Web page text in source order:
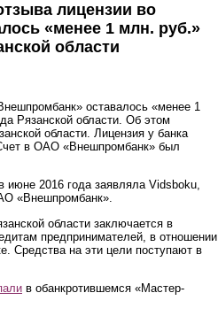
лицензии во
«менее 1 млн. руб.»
области
оставалось «менее 1
Рязанской области. Об этом
области. Лицензия у банка
в ОАО «Внешпромбанк» был
2016 года заявляла Vidsboku,
«Внешпромбанк».
области заключается в
предпринимателей, в отношении
Средства на эти цели поступают в
в обанкротившемся «Мастер-